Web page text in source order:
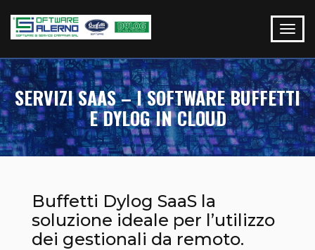
SERVIZI SAAS – I SOFTWARE BUFFETTI
E DYLOG IN CLOUD
Buffetti Dylog SaaS la
soluzione ideale per l’utilizzo
dei gestionali da remoto.